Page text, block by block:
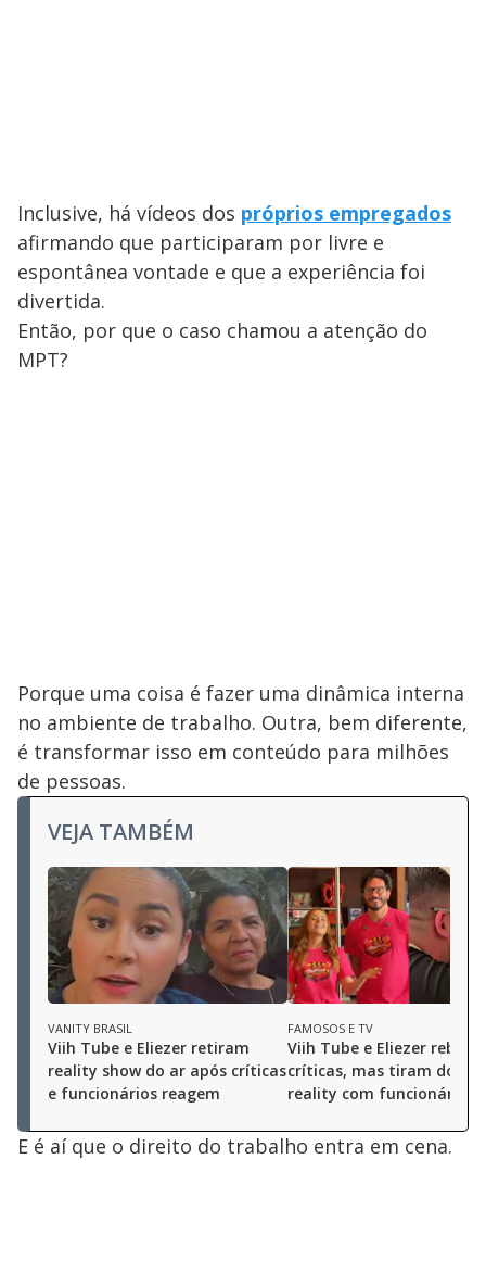
Inclusive, há vídeos dos próprios empregados
afirmando que participaram por livre e
espontânea vontade e que a experiência foi
divertida.
Então, por que o caso chamou a atenção do
MPT?
Porque uma coisa é fazer uma dinâmica interna
no ambiente de trabalho. Outra, bem diferente,
é transformar isso em conteúdo para milhões
de pessoas.
VEJA TAMBÉM
VANITY BRASIL
Viih Tube e Eliezer retiram
reality show do ar após críticas
e funcionários reagem
FAMOSOS E TV
Viih Tube e Eliezer
críticas, mas tiram do ar
reality com funcionários
E é aí que o direito do trabalho entra em cena.